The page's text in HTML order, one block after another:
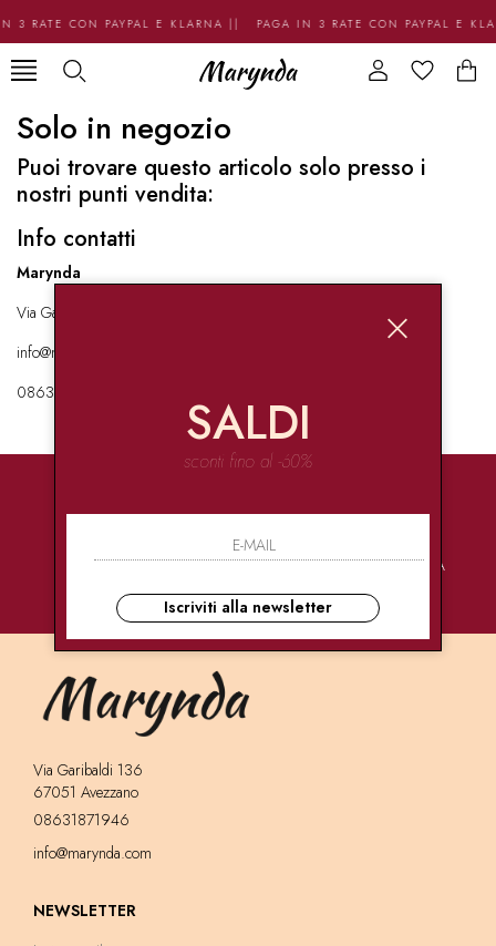
3 RATE CON PAYPAL E KLARNA || PAGA IN 3 RATE CON PAYPAL E
Solo in negozio
Puoi trovare questo articolo solo presso i
nostri punti vendita:
Info contatti
Marynda
Via Garibaldi 136 67051 Avezzano
info@marynda.com
08631871946
PAGAMENTI
CONSEGNE
ULTRA RAPIDE
ASSISTENZA
Via Garibaldi 136
67051 Avezzano
08631871946
info@marynda.com
NEWSLETTER
SALDI
sconti fino al -60%
Iscriviti alla newsletter